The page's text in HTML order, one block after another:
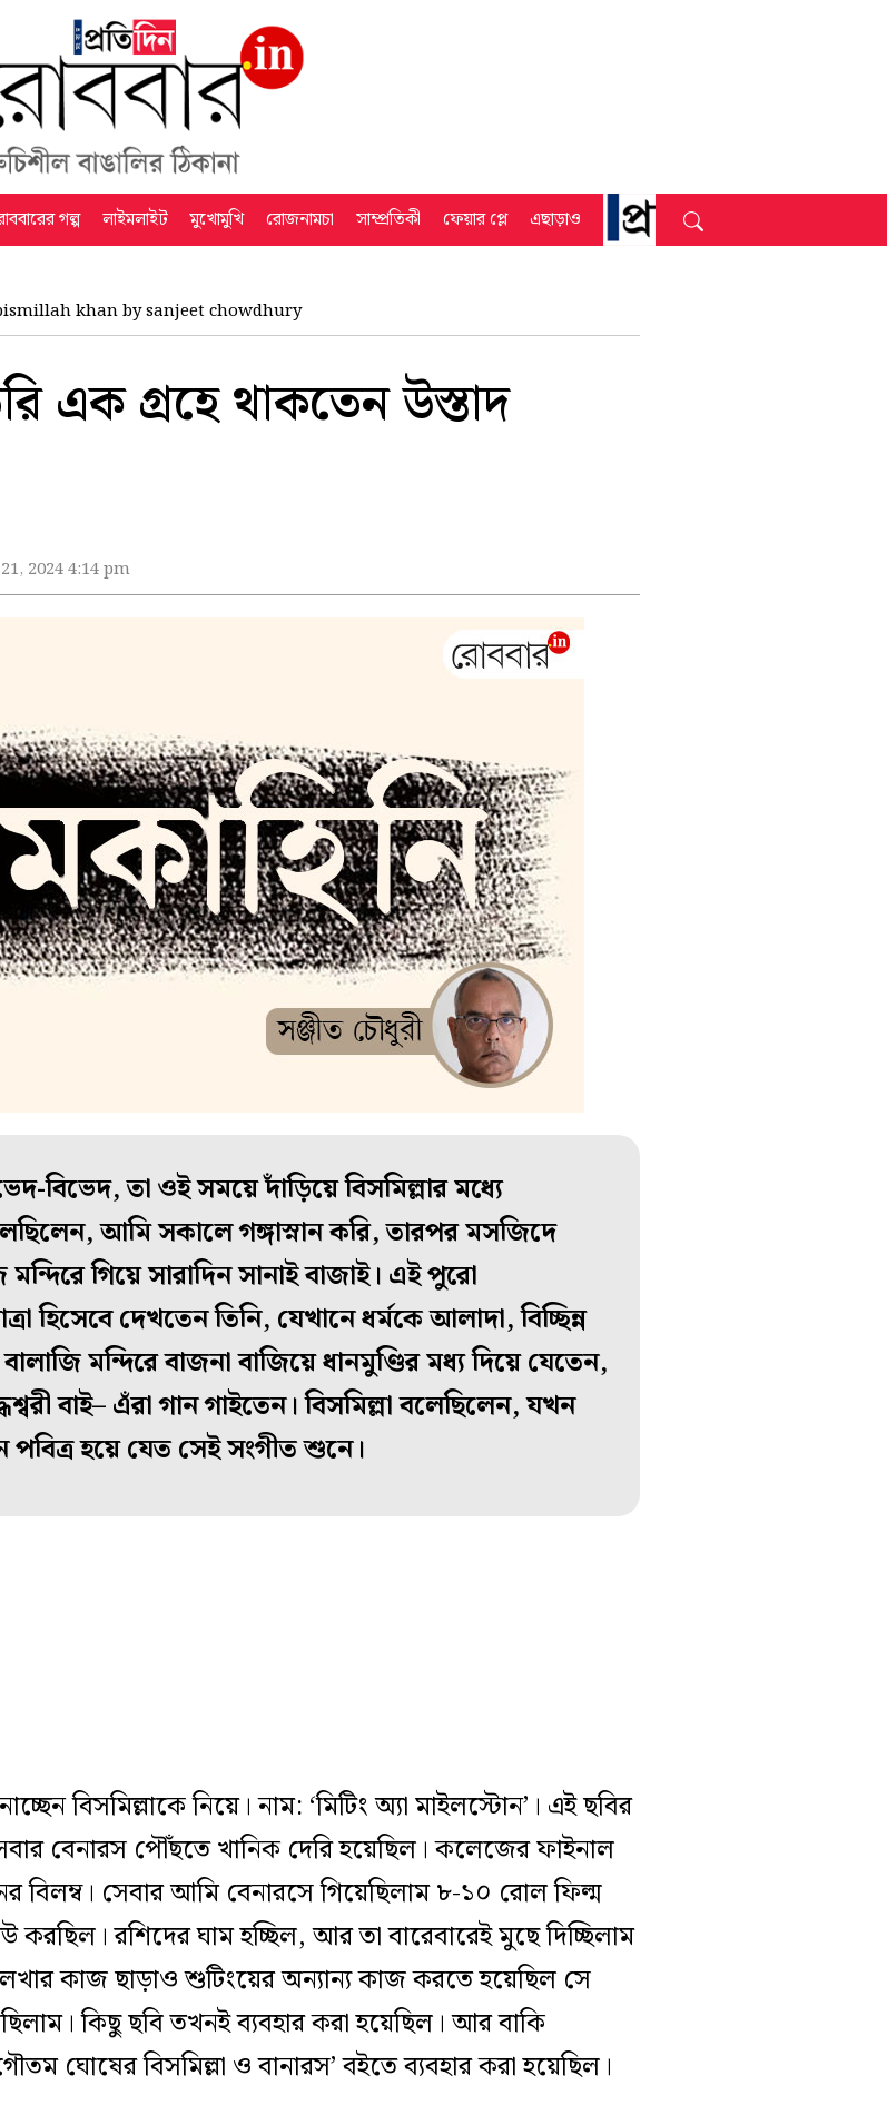
গল্প লাইমলাইট মুখোমুখি রোজনামচা সাম্প্রতিকী ফেয়ার প্লে এছাড়াও
khan by sanjeet chowdhury
এক গ্রহে থাকতেন উস্তাদ
2024 4:14 pm
বিভেদ, তা ওই সময়ে দাঁড়িয়ে বিসমিল্লার মধ্যে
আমি সকালে গঙ্গাস্নান করি, তারপর মসজিদে
গিয়ে সারাদিন সানাই বাজাই। এই পুরো
হিসেবে দেখতেন তিনি, যেখানে ধর্মকে আলাদা, বিচ্ছিন্ন
মন্দিরে বাজনা বাজিয়ে ধানমুণ্ডির মধ্য দিয়ে যেতেন,
বাই– এঁরা গান গাইতেন। বিসমিল্লা বলেছিলেন, যখন
পবিত্র হয়ে যেত সেই সংগীত শুনে।
বিসমিল্লাকে নিয়ে। নাম: ‘মিটিং অ্যা মাইলস্টোন’। এই ছবির
বেনারস পৌঁছতে খানিক দেরি হয়েছিল। কলেজের ফাইনাল
বিলম্ব। সেবার আমি বেনারসে গিয়েছিলাম ৮-১০ রোল ফিল্ম
করছিল। রশিদের ঘাম হচ্ছিল, আর তা বারেবারেই মুছে দিচ্ছিলাম
কাজ ছাড়াও শুটিংয়ের অন্যান্য কাজ করতে হয়েছিল সে
কিছু ছবি তখনই ব্যবহার করা হয়েছিল। আর বাকি
ঘোষের বিসমিল্লা ও বানারস’ বইতে ব্যবহার করা হয়েছিল।